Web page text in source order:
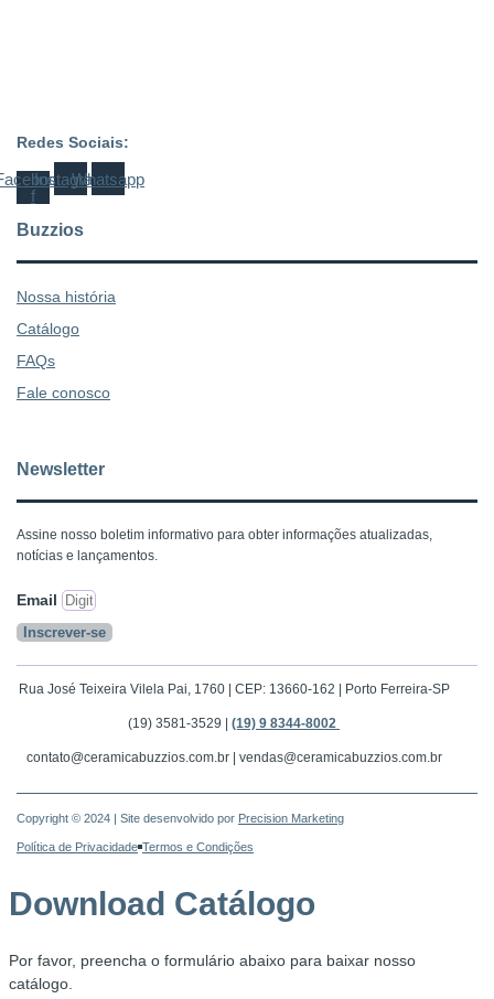
Redes Sociais:
f
InstagramWhatsapp
Buzzios
Nossa história
Catálogo
FAQs
Fale conosco
Newsletter
Assine nosso boletim informativo para obter informações atualizadas,
notícias e lançamentos.
Email
Inscrever-se
Rua José Teixeira Vilela Pai, 1760 | CEP: 13660-162 | Porto Ferreira-SP
(19) 3581-3529 | (19) 9 8344-8002
contato@ceramicabuzzios.com.br | vendas@ceramicabuzzios.com.br
Copyright © 2024 | Site desenvolvido por Precision Marketing
Política de Privacidade Termos e Condições
Download Catálogo
Por favor, preencha o formulário abaixo para baixar nosso
catálogo.